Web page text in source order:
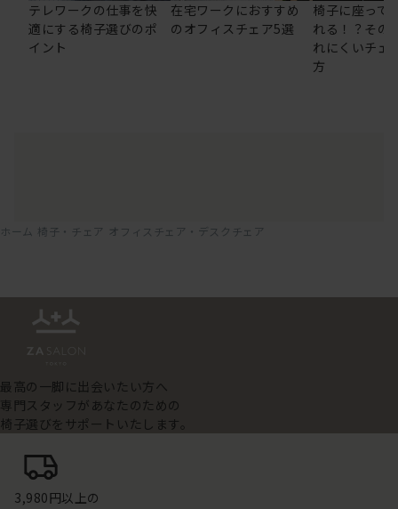
テレワークの仕事を快
適にする椅子選びのポ
イント
在宅ワークにおすすめ
のオフィスチェア5選
椅子に座って
れる！？その
れにくいチェ
方
ホーム 椅子・チェア オフィスチェア・デスクチェア
最高の一脚に出会いたい方へ
専門スタッフがあなたのための
椅子選びをサポートいたします。
3,980円以上の